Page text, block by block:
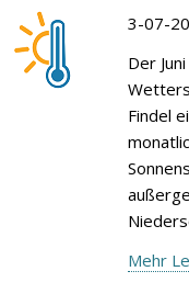
3-07-
Der
Findel
Mehr